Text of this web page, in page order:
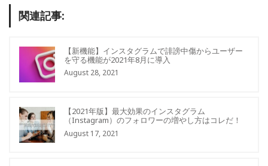
関連記事:
【新機能】インスタグラムで誹謗中傷からユーザー
を守る機能が2021年8月に導入
August 28, 2021
【2021年版】最大効果のインスタグラム
（Instagram）のフォロワーの増やし方はコレだ！
August 17, 2021